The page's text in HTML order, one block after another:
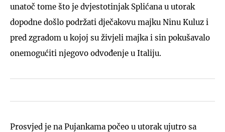
unatoč tome što je dvjestotinjak Splićana u utorak
dopodne došlo podržati dječakovu majku Ninu Kuluz i
pred zgradom u kojoj su živjeli majka i sin pokušavalo
onemogućiti njegovo odvođenje u Italiju.
Prosvjed je na Pujankama počeo u utorak ujutro sa